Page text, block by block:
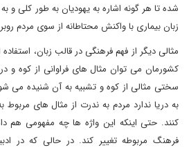
شده تا هر گونه اشاره به یهودیان به طور کلی
زبان بیماری با واکنش محتاطانه از سوی مردم
مثالی دیگر از فهم فرهنگی در قالب زبان،
کشورمان می توان مثال های فراوانی از کوه و
سختی مثالی از کوه و تشبیه به آن شنیده
به دریا ندارد مردم به ندرت از مثال های مربوط
کنند. حتی اینکه این واژه ها چه مفهومی هم
فرهنگ مربوطه تغییر کند. در حالی که در